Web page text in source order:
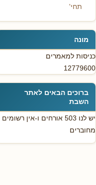
תחי'
מונה
כניסות למאמרים
12779600
ברוכים הבאים לאתר
השבת
יש לנו 503 אורחים ו-אין רשומים
מחוברים